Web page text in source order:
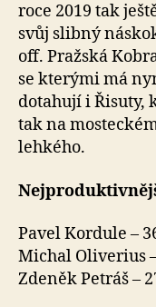
roce 2019 tak
svůj slibný
off. Pražská
se kterými má
dotahují i Řisuty,
tak na
lehkého.
Pavel Kordule –
Michal Oliverius
Zdeněk Petráš –